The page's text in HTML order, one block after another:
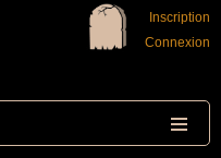
Inscription
Connexion